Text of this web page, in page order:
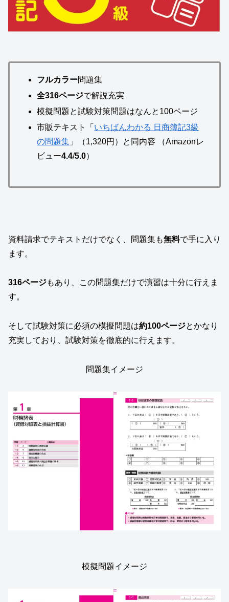
フルカラー問題集
全316ページで解説充実
模擬問題と試験対策問題はなんと100ページ
市販テキスト「 いちばんわかる 日商簿記3級
の問題集 」（1,320円）と同内容 （Amazonレ
ビュー4.4/5.0）
資料請求でテキストだけでなく、問題集も無料で手に入り
ます。
316ページもあり、この問題集だけで演習は十分に行えま
す。
そして試験対策に必須の模擬問題は約100ページとかなり
充実しており、試験対策を徹底的に行えます。
問題集イメージ
模擬問題イメージ